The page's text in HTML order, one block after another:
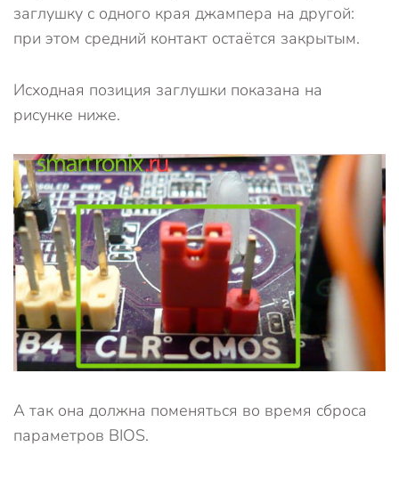
заглушку с одного края джампера на другой:
при этом средний контакт остаётся закрытым.
Исходная позиция заглушки показана на
рисунке ниже.
А так она должна поменяться во время сброса
параметров BIOS.